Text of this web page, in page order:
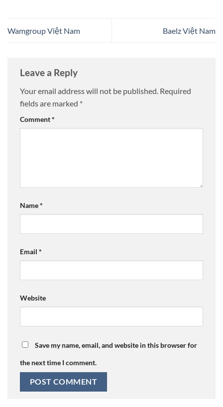
Wamgroup Việt Nam Baelz Việt Nam
Leave a Reply
Your email address will not be published. Required
fields are marked *
Comment*
Name*
Email *
Website
Save my name, email, and website in this browser for
the next time I comment.